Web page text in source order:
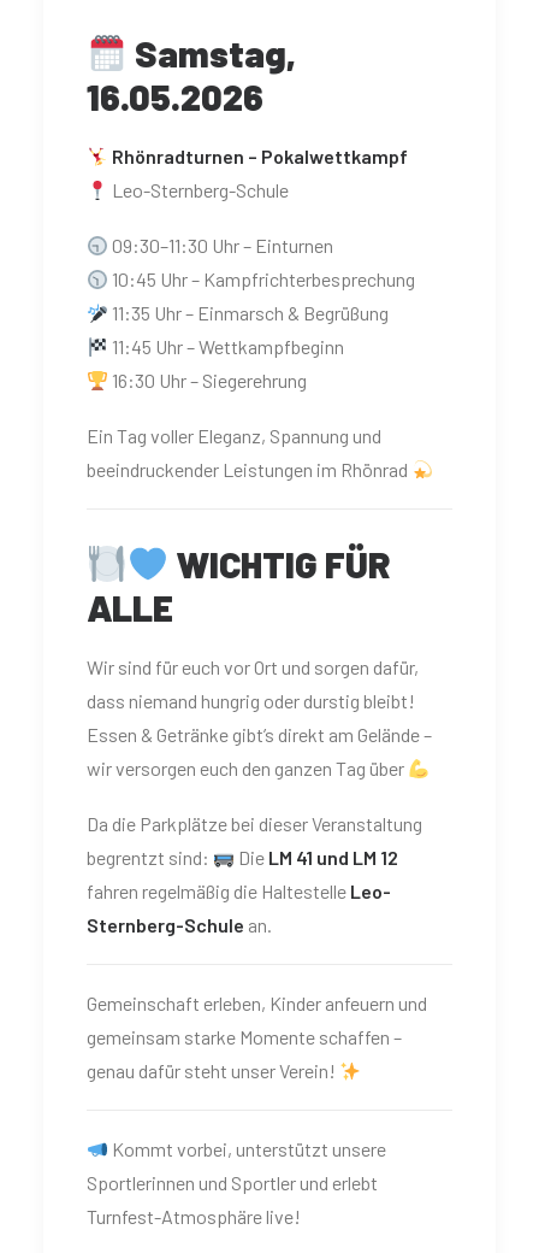
Samstag,
16.05.2026
Rhönradturnen – Pokalwettkampf
Leo-Sternberg-Schule
09:30–11:30 Uhr – Einturnen
10:45 Uhr – Kampfrichterbesprechung
11:35 Uhr – Einmarsch & Begrüßung
11:45 Uhr – Wettkampfbeginn
16:30 Uhr – Siegerehrung
Ein Tag voller Eleganz, Spannung und
beeindruckender Leistungen im Rhönrad
WICHTIG FÜR
ALLE
Wir sind für euch vor Ort und sorgen dafür,
dass niemand hungrig oder durstig bleibt!
Essen & Getränke gibt’s direkt am Gelände –
wir versorgen euch den ganzen Tag über
Da die Parkplätze bei dieser Veranstaltung
begrentzt sind:
Die LM 41 und LM 12
fahren regelmäßig die Haltestelle Leo-
Sternberg-Schule an.
Gemeinschaft erleben, Kinder anfeuern und
gemeinsam starke Momente schaffen –
genau dafür steht unser Verein!
Kommt vorbei, unterstützt unsere
Sportlerinnen und Sportler und erlebt
Turnfest-Atmosphäre live!